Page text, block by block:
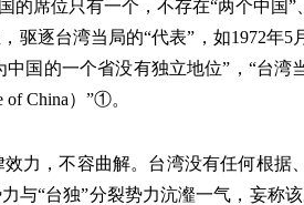
席位只有一个，不存在“两个中国”
逐台湾当局的“代表”，如1972年5
国的一个省没有独立地位”，“台湾
China）”①。
，不容曲解。台湾没有任何根据
与“台独”分裂势力沆瀣一气，妄称